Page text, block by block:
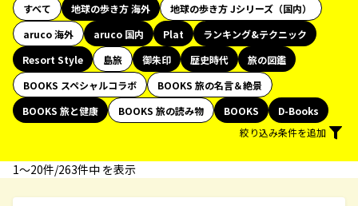
すべて 地球の歩き方 海外
地球の歩き方 Jシリーズ（国内）
aruco 海外
aruco 国内 Plat
ランキング&テクニック
Resort Style
島旅 御朱印 歴史時代
旅の図鑑
BOOKS スペシャルコラボ
BOOKS 旅の名言＆絶景
BOOKS 旅と健康
BOOKS 旅の読み物 BOOKS
D-Books
絞り込み条件を追加
1〜20件/263件中 を表示